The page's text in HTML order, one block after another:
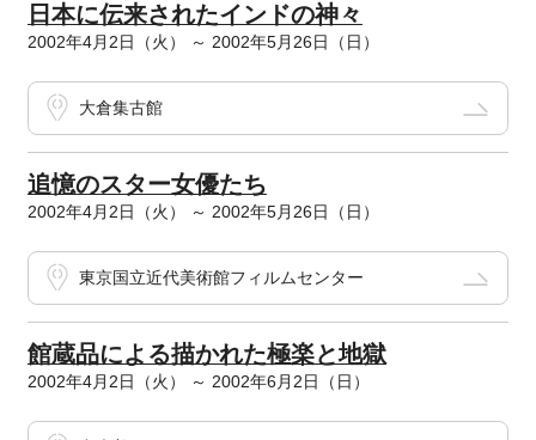
日本に伝来されたインドの神々
2002年4月2日（火） ～ 2002年5月26日（日）
大倉集古館
追憶のスター女優たち
2002年4月2日（火） ～ 2002年5月26日（日）
東京国立近代美術館フィルムセンター
館蔵品による描かれた極楽と地獄
2002年4月2日（火） ～ 2002年6月2日（日）